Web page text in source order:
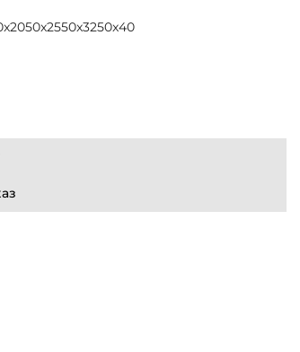
50x2550x3250x40